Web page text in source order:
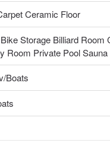
Ceramic Floor
Bike Storage Billiard
Room Private Pool
Boats